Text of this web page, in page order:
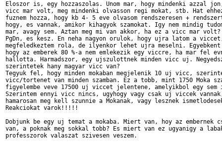
Eloszor is, egy hozzaszolas. Unom mar, hogy mindenki azzal
vicc mar volt, meg mindenki olvasson regi mokat, stb. Hat
fuznem hozza, hogy kb 4- 5 eve olvasom rendszeresen +
hogy, es vannak, amikor kihagyok szamokat. Igy nem mindig
mar, avagy sem. Aztan meg mi van akkor, ha ez a vicc mar volt?
PgDn, es kesz. En neha nagyon orulok, hogy ujra latom a
megfeledkeztem rola, de ilyenkor lehet ujra meselni. Egyebkent
hogy az emberek 80 %-a nem emlekezik egy viccre, ha mar fel
hallotta. Harmadszor, egy ujszulottnek minden vicc uj.
szerintetek hany magyar vicc van?
Tegyuk fel, hogy minden mokaban megjelenik 10 uj vicc,
vicc/tortenet van minden szamban. Ez a tobb, mint 1750 Moka
figyelembe veve 17500 uj viccet jelentene, amelyikbol egy sem
Szerintem ennyi vicc nincs, ugyhogy vagy csak uj viccek
hamarosan meg kell szunnie a Mokanak, vagy lesznek
Reakciokat varok!!!!!
Dobjunk be egy uj temat a mokaba. Miert van, hoy az embernek
van, a poknak meg sokkal tobb? Es miert van ez ugyanigy a
professzorok valaszat szivesen veszem.